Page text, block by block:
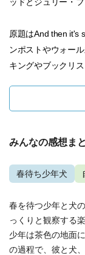
原題はAnd then it's
ンポストやウォー
キングやブックリ
みんなの感想ま
春待ち少年犬
春を待つ少年と犬
っくりと観察する
少年は茶色の地面
の過程で、彼と犬、